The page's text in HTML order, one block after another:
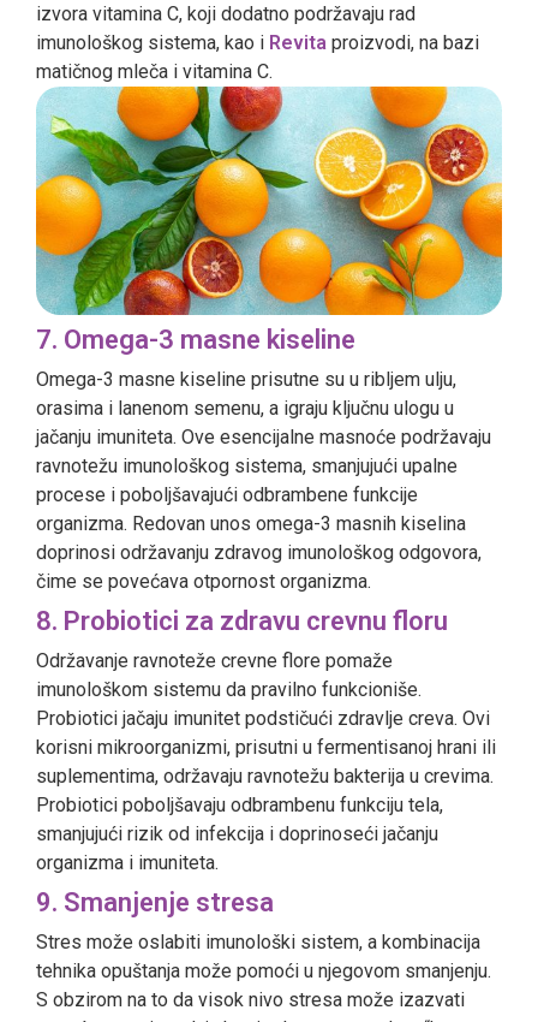
izvora vitamina C, koji dodatno podržavaju rad
imunološkog sistema, kao i Revita proizvodi, na bazi
matičnog mleča i vitamina C.
7. Omega-3 masne kiseline
Omega-3 masne kiseline prisutne su u ribljem ulju,
orasima i lanenom semenu, a igraju ključnu ulogu u
jačanju imuniteta. Ove esencijalne masnoće podržavaju
ravnotežu imunološkog sistema, smanjujući upalne
procese i poboljšavajući odbrambene funkcije
organizma. Redovan unos omega-3 masnih kiselina
doprinosi održavanju zdravog imunološkog odgovora,
čime se povećava otpornost organizma.
8. Probiotici za zdravu crevnu floru
Održavanje ravnoteže crevne flore pomaže
imunološkom sistemu da pravilno funkcioniše.
Probiotici jačaju imunitet podstičući zdravlje creva. Ovi
korisni mikroorganizmi, prisutni u fermentisanoj hrani ili
suplementima, održavaju ravnotežu bakterija u crevima.
Probiotici poboljšavaju odbrambenu funkciju tela,
smanjujući rizik od infekcija i doprinoseći jačanju
organizma i imuniteta.
9. Smanjenje stresa
Stres može oslabiti imunološki sistem, a kombinacija
tehnika opuštanja može pomoći u njegovom smanjenju.
S obzirom na to da visok nivo stresa može izazvati